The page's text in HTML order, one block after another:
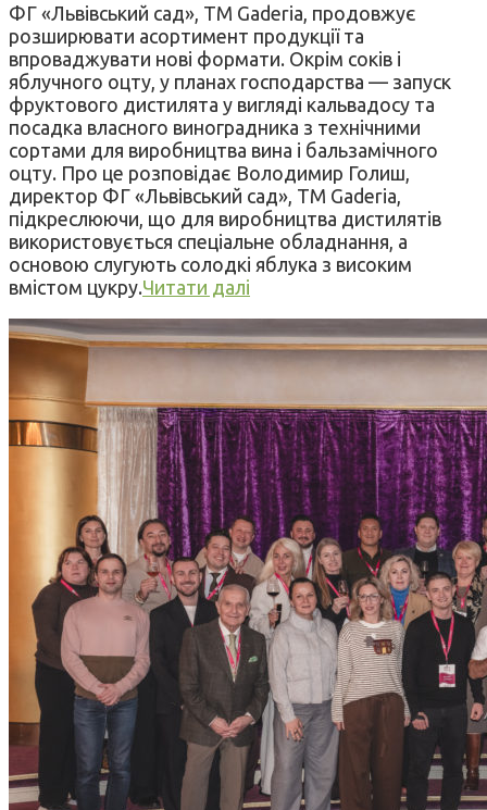
ФГ «Львівський сад», ТМ Gaderia, продовжує
розширювати асортимент продукції та
впроваджувати нові формати. Окрім соків і
яблучного оцту, у планах господарства — запуск
фруктового дистилята у вигляді кальвадосу та
посадка власного виноградника з технічними
сортами для виробництва вина і бальзамічного
оцту. Про це розповідає Володимир Голиш,
директор ФГ «Львівський сад», ТМ Gaderia,
підкреслюючи, що для виробництва дистилятів
використовується спеціальне обладнання, а
основою слугують солодкі яблука з високим
вмістом цукру.Читати далі